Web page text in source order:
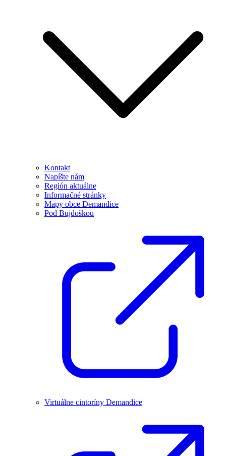
Kontakt
Napíšte nám
Región aktuálne
Informačné stránky
Mapy obce Demandice
Pod Bujdoškou
Virtuálne cintoríny Demandice